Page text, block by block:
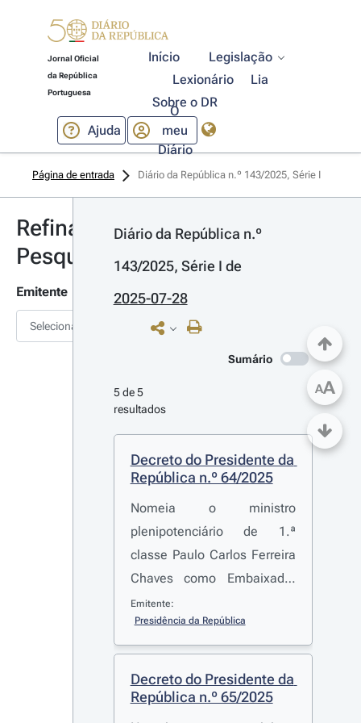
Jornal Oficial
da República
Portuguesa
Início
Legislação
Lexionário
Lia
Sobre o DR
Ajuda
O
meu
Diário
Página de entrada Diário da República n.º 143/2025, Série I
Refinar
Pesquisa
Emitente
Selecionar
Diário da República n.º
143/2025, Série I
2025-07-28
Sumário
5 de 5
resultados
Decreto do Presidente da
República n.º 64/2025
Nomeia o ministro
plenipotenciário de 1.ª
classe Paulo Carlos Ferreira
Chaves como Embaixador
de Portugal não residente na
República da Costa Rica.
Emitente:
Presidência da República
Decreto do Presidente da
República n.º 65/2025
AA